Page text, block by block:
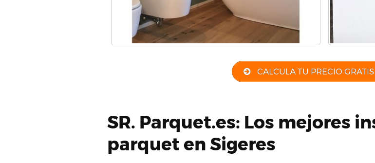
CALCULA TU PRECIO
SR. Parquet.es: Los mejores
parquet en Sigeres